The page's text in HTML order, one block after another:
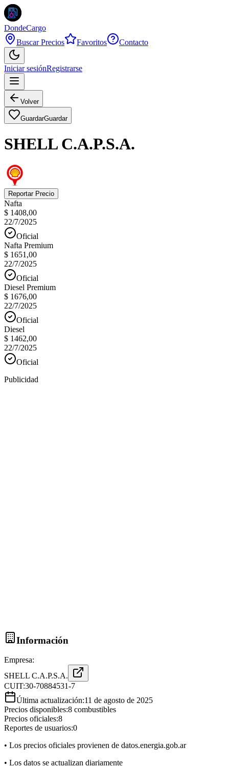
DondeCargo
Buscar Precios
Favoritos Contacto
Iniciar sesiónRegistrarse
Volver
GuardarGuardar
SHELL C.A.P.S.A.
Reportar Precio
Nafta
$ 1408,00
22/7/2025
Oficial
Nafta Premium
$ 1651,00
22/7/2025
Oficial
Diesel Premium
$ 1676,00
22/7/2025
Oficial
Diesel
$ 1462,00
22/7/2025
Oficial
Publicidad
Información
Empresa:
SHELL C.A.P.S.A.
CUIT:30-70884531-7
Última actualización:11 de agosto de 2025
Precios disponibles:8 combustibles
Precios oficiales:8
Reportes de usuarios:0
• Los precios oficiales provienen de datos.energia.gob.ar
• Los datos se actualizan diariamente